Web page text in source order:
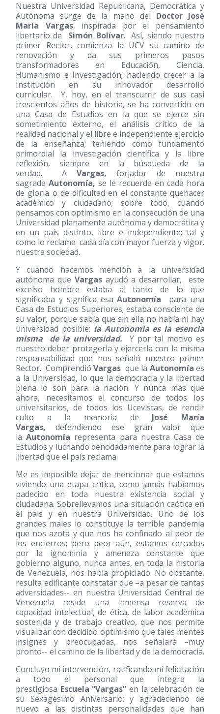
Nuestra Universidad Republicana, Democrática y
Autónoma surge de la mano del Doctor José
María Vargas, inspirada por el pensamiento
libertario de Simón Bolívar. Así, siendo nuestro
primer Rector, comienza la UCV su camino de
renovación y da sus primeros pasos
transformadores en Educación, Ciencia,
Humanismo e Investigación; haciendo crecer a la
Institución en su innovador desarrollo
curricular. Y, hoy, en el transcurrir de sus casi
trescientos años de historia, se ha convertido en
una Casa de Estudios en la que se ejerce sin
sometimiento externo, el análisis crítico de la
realidad nacional y el libre e independiente ejercicio
de la enseñanza; teniendo como fundamento
primordial la investigación científica y la libre
reflexión, siempre en la búsqueda de la
verdad. A Vargas, forjador de nuestra
sagrada Autonomía, se le recuerda en cada hora
de gloria o de dificultad en el constante quehacer
académico y ciudadano; sobre todo, cuando
pensamos con optimismo en la consecución de una
Universidad plenamente autónoma y democrática y
en un país distinto, libre e independiente; tal y
como lo reclama cada día con mayor fuerza y vigor.
nuestra sociedad.
Y cuando hacemos mención a la universidad
autónoma que Vargasayudó a desarrollar, este
excelso hombre estaba al tanto de lo que
significaba y significa esaAutonomía para una
Casa de Estudios Superiores; estaba consciente de
su valor, porque sabía que sin ella no había ni hay
universidad posible: la Autonomía es la esencia
misma de la universidad. Y por tal motivo es
nuestro deber protegerla y ejercerla con la misma
responsabilidad que nos señaló nuestro primer
Rector. ComprendióVargas que la Autonomía es
a la Universidad, lo que la democracia y la libertad
plena lo son para la nación. Y nunca más que
ahora, necesitamos el concurso de todos los
universitarios, de todos los Ucevistas, de rendir
culto a la memoria de José María
Vargas, defendiendo ese gran valor que
laAutonomía representa para nuestra Casa de
Estudios y luchando denodadamente para lograr la
libertad que el país reclama.
Me es imposible dejar de mencionar que estamos
viviendo una etapa crítica, como jamás habíamos
padecido en toda nuestra existencia social y
ciudadana. Sobrellevamos una situación caótica en
el país y en nuestra Universidad. Uno de los
grandes males lo constituye la terrible pandemia
que nos azota y que nos ha confinado al peor de
los encierros; pero peor aún, estamos cercados
por la ignominia y amenaza constante que
gobierno alguno, nunca antes, en toda la historia
de Venezuela, nos había propiciado. No obstante,
resulta edificante constatar que –a pesar de tantas
adversidades-- en nuestra Universidad Central de
Venezuela reside una inmensa reserva de
capacidad intelectual, de ética, de labor académica
sostenida y de trabajo creativo, que nos permite
visualizar con decidido optimismo que tales mentes
insignes y preocupadas, nos señalará –muy
pronto-- el camino de la libertad y de la democracia.
Concluyo mi intervención, ratificando mi felicitación
a todo el personal que integra la
prestigiosa Escuela “Vargas” en la celebración de
su Sexagésimo Aniversario; y agradeciendo de
nuevo a las distintas personalidades que han